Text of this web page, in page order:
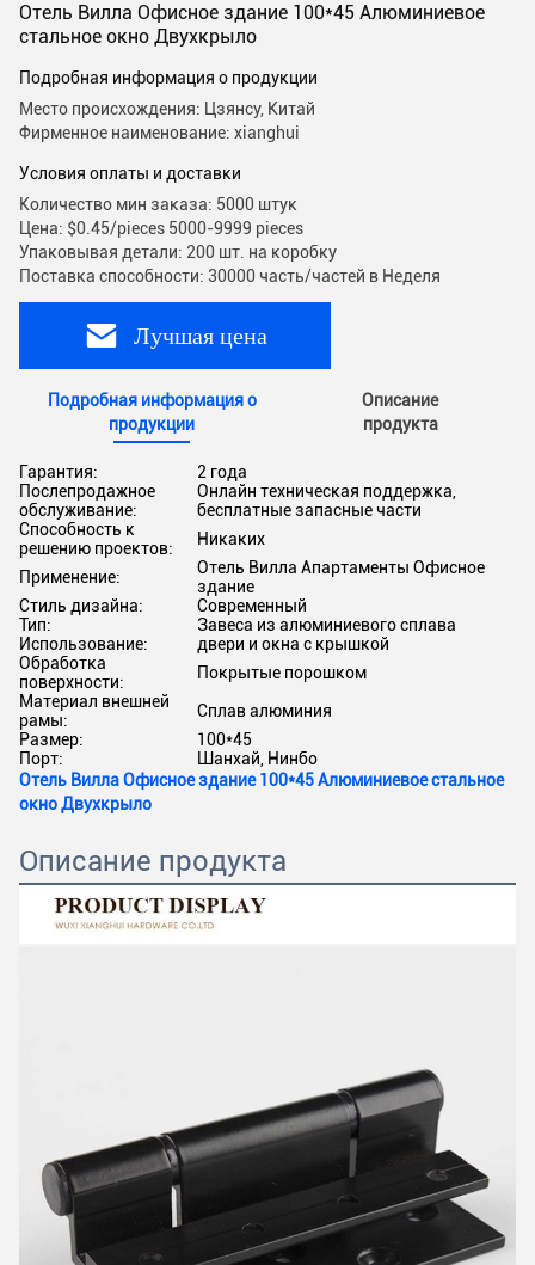
Отель Вилла Офисное здание 100*45 Алюминиевое
стальное окно Двухкрыло
Подробная информация о продукции
Место происхождения: Цзянсу, Китай
Фирменное наименование: xianghui
Условия оплаты и доставки
Количество мин заказа: 5000 штук
Цена: $0.45/pieces 5000-9999 pieces
Упаковывая детали: 200 шт. на коробку
Поставка способности: 30000 часть/частей в Неделя
Лучшая цена
Подробная информация о
продукции
Описание
продукта
Гарантия:
2 года
Послепродажное
обслуживание:
Онлайн техническая поддержка,
бесплатные запасные части
Способность к
решению проектов:
Никаких
Применение:
Отель Вилла Апартаменты Офисное
здание
Стиль дизайна:
Современный
Тип:
Завеса из алюминиевого сплава
Использование:
двери и окна с крышкой
Обработка
поверхности:
Покрытые порошком
Материал внешней
рамы:
Сплав алюминия
Размер:
100*45
Порт:
Шанхай, Нинбо
Отель Вилла Офисное здание 100*45 Алюминиевое стальное
окно Двухкрыло
Описание продукта